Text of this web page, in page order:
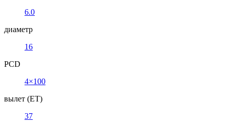
6.0
диаметр
16
PCD
4×100
вылет (ET)
37